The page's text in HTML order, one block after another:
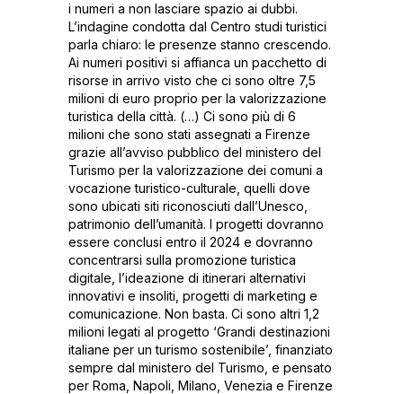
i numeri a non lasciare spazio ai dubbi.
L’indagine condotta dal Centro studi turistici
parla chiaro: le presenze stanno crescendo.
Ai numeri positivi si affianca un pacchetto di
risorse in arrivo visto che ci sono oltre 7,5
milioni di euro proprio per la valorizzazione
turistica della città. (…) Ci sono più di 6
milioni che sono stati assegnati a Firenze
grazie all’avviso pubblico del ministero del
Turismo per la valorizzazione dei comuni a
vocazione turistico-culturale, quelli dove
sono ubicati siti riconosciuti dall’Unesco,
patrimonio dell’umanità. I progetti dovranno
essere conclusi entro il 2024 e dovranno
concentrarsi sulla promozione turistica
digitale, l’ideazione di itinerari alternativi
innovativi e insoliti, progetti di marketing e
comunicazione. Non basta. Ci sono altri 1,2
milioni legati al progetto ‘Grandi destinazioni
italiane per un turismo sostenibile’, finanziato
sempre dal ministero del Turismo, e pensato
per Roma, Napoli, Milano, Venezia e Firenze